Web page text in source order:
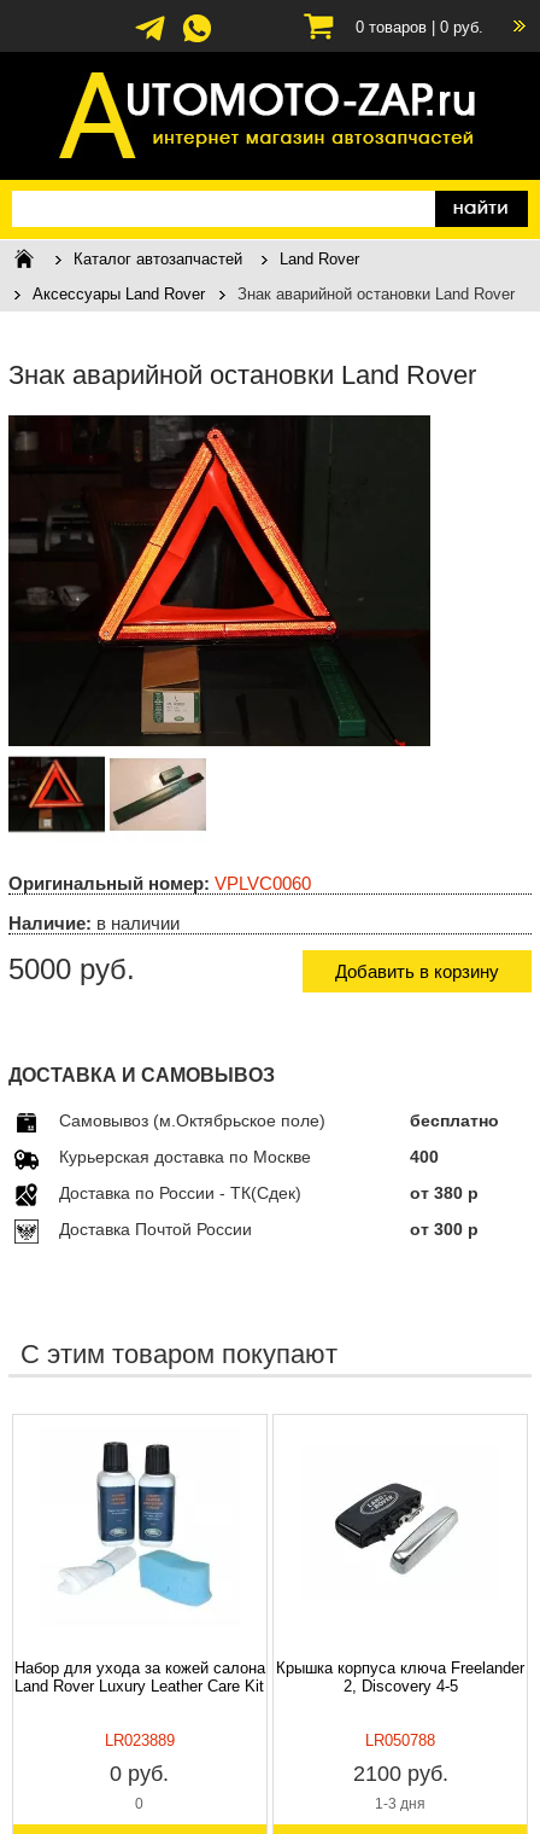
0 товаров | 0 руб.
Каталог автозапчастей
Land Rover
Аксессуары Land Rover
Знак аварийной остановки Land Rover
Знак аварийной остановки Land Rover
Оригинальный номер: VPLVC0060
Наличие: в наличии
5000 руб. Добавить в корзину
ДОСТАВКА И САМОВЫВОЗ
Самовывоз (м.Октябрьское поле)
бесплатно
Курьерская доставка по Москве
400
Доставка по Росcии - ТК(Сдек)
от 380 р
Доставка Почтой России
от 300 р
С этим товаром покупают
Набор для ухода за кожей салона
Land Rover Luxury Leather Care Kit
LR023889
0 руб.
0
Крышка корпуса ключа Freelander
2, Discovery 4-5
LR050788
2100 руб.
1-3 дня